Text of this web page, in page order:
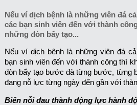
Nếu ví dịch bệnh là những viên đá
các bạn sinh viên đến với thành
những đòn bẩy tạo...
Nếu ví dịch bệnh là những viên đá
bạn sinh viên đến với thành công thì
đòn bẩy tạo bước đà từng bước, từng
đang nỗ lực từng ngày đến gần với
Biến nỗi đau thành động lực hành